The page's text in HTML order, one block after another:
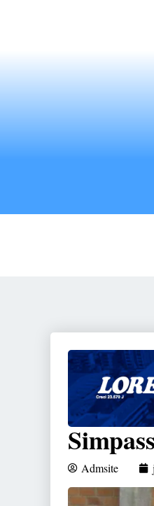
Admsite